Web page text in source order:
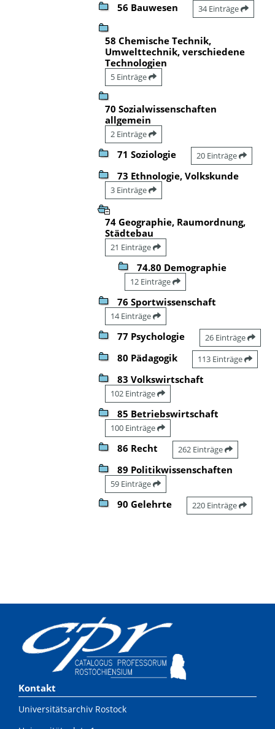
56 Bauwesen 34 Einträge
58 Chemische Technik,
Umwelttechnik, verschiedene
Technologien
5 Einträge
70 Sozialwissenschaften
allgemein
2 Einträge
71 Soziologie 20 Einträge
73 Ethnologie, Volkskunde
3 Einträge
74 Geographie, Raumordnung,
Städtebau
21 Einträge
74.80 Demographie
12 Einträge
76 Sportwissenschaft
14 Einträge
77 Psychologie 26 Einträge
80 Pädagogik 113 Einträge
83 Volkswirtschaft
102 Einträge
85 Betriebswirtschaft
100 Einträge
86 Recht 262 Einträge
89 Politikwissenschaften
59 Einträge
90 Gelehrte 220 Einträge
Kontakt
Universitätsarchiv Rostock